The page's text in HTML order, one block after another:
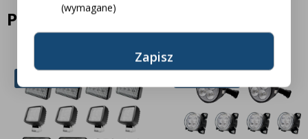
Podobne produkty
(wymagane)